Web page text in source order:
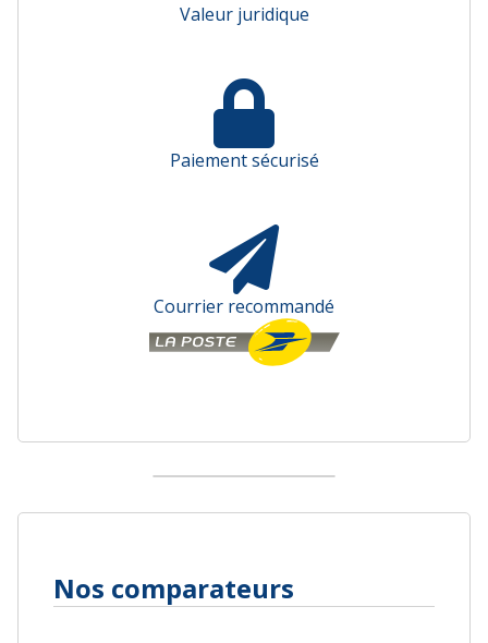
Valeur juridique
Paiement sécurisé
Courrier recommandé
Nos comparateurs